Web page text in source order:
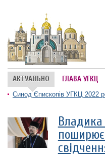
АКТУАЛЬНО ГЛАВА УГКЦ
Синод Єпископів УГКЦ 2022
Владика